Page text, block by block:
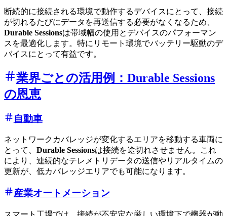
断続的に接続される環境で動作するデバイスにとって、接続
が切れるたびにデータを再送信する必要がなくなるため、
Durable Sessionsは帯域幅の使用とデバイスのパフォーマン
スを最適化します。特にリモート環境でバッテリー駆動のデ
バイスにとって有益です。
業界ごとの活用例：Durable Sessions
の恩恵
自動車
ネットワークカバレッジが変化するエリアを移動する車両に
とって、 Durable Sessionsは接続を途切れさせません。これ
により、連続的なテレメトリデータの送信やリアルタイムの
更新が、低カバレッジエリアでも可能になります。
産業オートメーション
スマート工場では、接続が不安定な厳しい環境下で機器が動